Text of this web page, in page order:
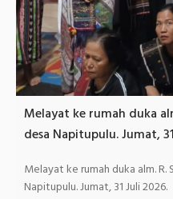
Melayat ke rumah duka
desa Napitupulu. Jumat,
Melayat ke rumah duka alm. R.
Napitupulu. Jumat, 31 Juli 2026.